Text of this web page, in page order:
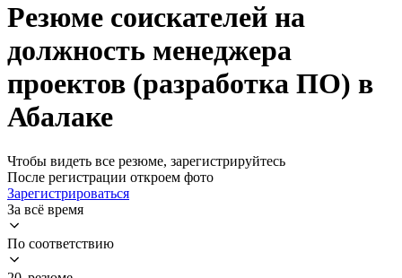
Резюме соискателей на
должность менеджера
проектов (разработка ПО) в
Абалаке
Чтобы видеть все резюме, зарегистрируйтесь
После регистрации откроем фото
Зарегистрироваться
За всё время
По соответствию